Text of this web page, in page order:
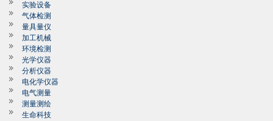
实验设备
气体检测
量具量仪
加工机械
环境检测
光学仪器
分析仪器
电化学仪器
电气测量
测量测绘
生命科技